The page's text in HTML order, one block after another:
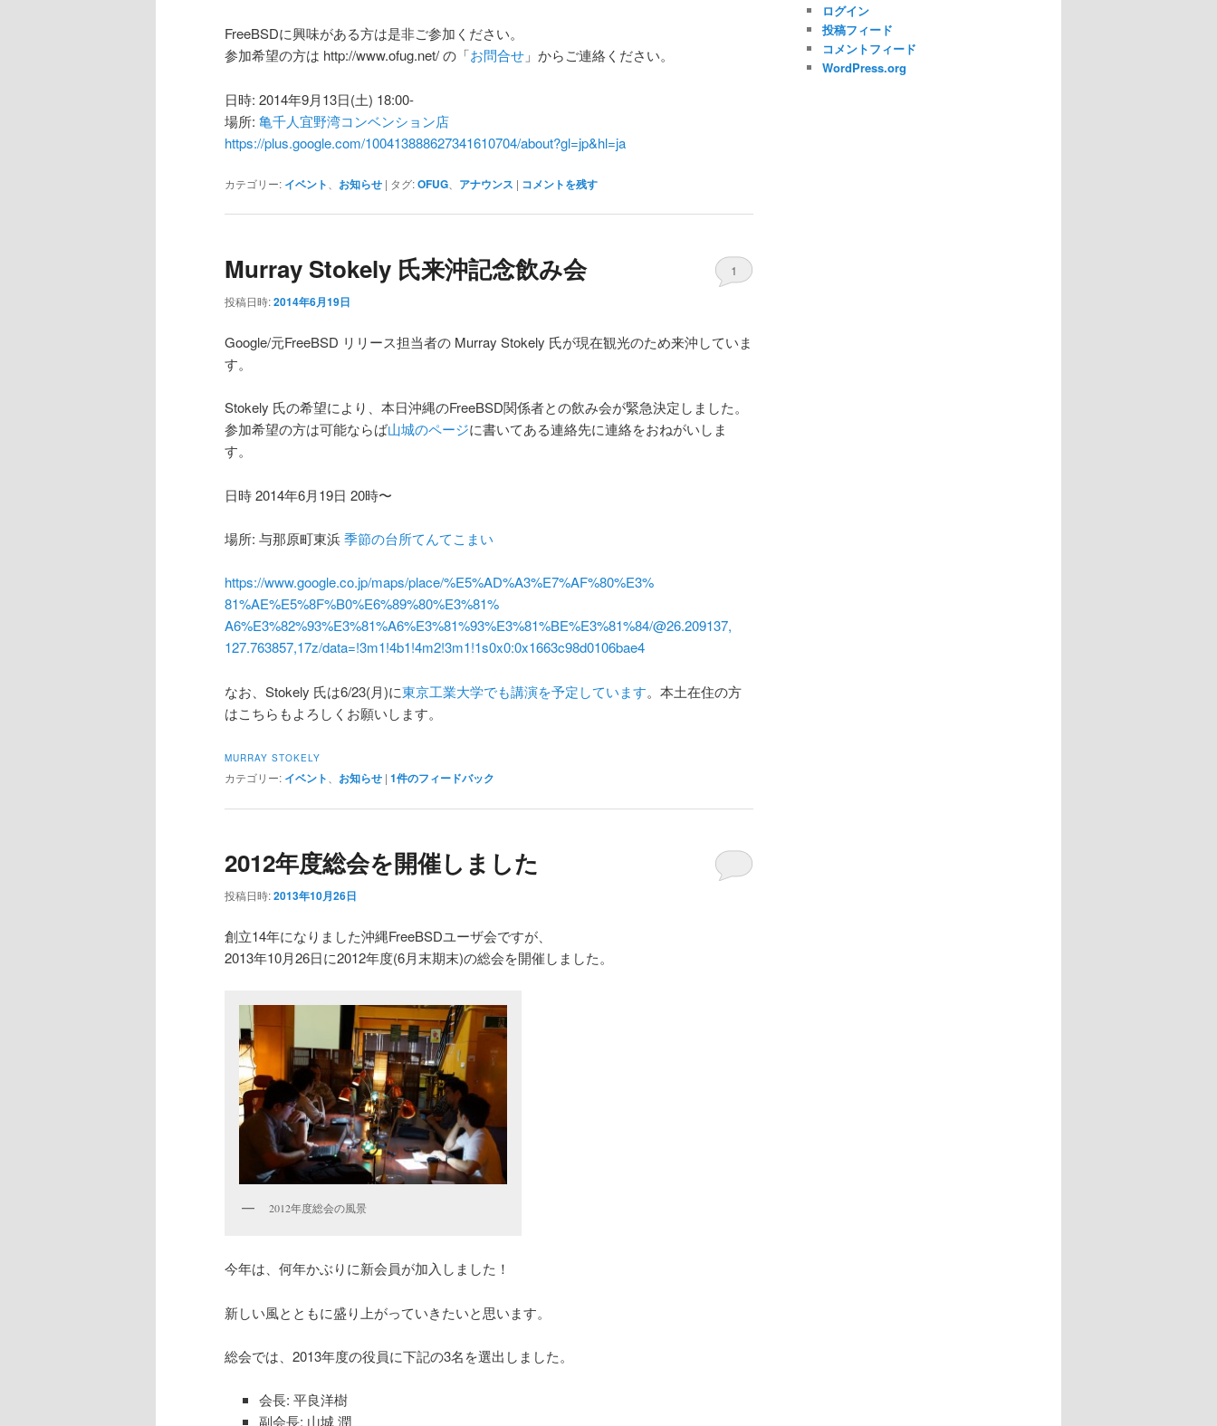
FreeBSDに興味がある方は是非ご参加ください。
参加希望の方は http://www.ofug.net/ の「お問合せ 」からご連絡ください。
日時: 2014年9月13日(土) 18:00-
場所: 亀千人宜野湾コンベンション店
https://plus.google.com/100413888627341610704/about?gl=jp&hl=ja
カテゴリー: イベント お知らせ | タグ:OFUG アナウンス | コメントを残す
Murray Stokely 氏来沖記念飲み会
投稿日時:2014年6月19日
1
Google/元FreeBSD リリース担当者の Murray Stokely 氏が現在観光のため来沖していま
す。
Stokely 氏の希望により、本日沖縄のFreeBSD関係者との飲み会が緊急決定しました。
参加希望の方は可能ならば山城のページに書いてある連絡先に連絡をおねがいしま
す。
日時 2014年6月19日 20時〜
場所: 与那原町東浜季節の台所てんてこまい
https://www.google.co.jp/maps/place/%E5%AD%A3%E7%AF%80%E3%
81%AE%E5%8F%B0%E6%89%80%E3%81%
A6%E3%82%93%E3%81%A6%E3%81%93%E3%81%BE%E3%81%84/@26.209137,
127.763857,17z/data=!3m1!4b1!4m2!3m1!1s0x0:0x1663c98d0106bae4
なお、Stokely 氏は6/23(月)に東京工業大学でも講演を予定しています。本土在住の方
はこちらもよろしくお願いします。
MURRAY STOKELY
カテゴリー: イベント お知らせ | 1件のフィードバック
2012年度総会を開催しました
投稿日時:2013年10月26日
創立14年になりました沖縄FreeBSDユーザ会ですが、
2013年10月26日に2012年度(6月末期末)の総会を開催しました。
2012年度総会の風景
今年は、何年かぶりに新会員が加入しました！
新しい風とともに盛り上がっていきたいと思います。
総会では、2013年度の役員に下記の3名を選出しました。
会長: 平良洋樹
副会長: 山城 潤
ログイン
投稿フィード
コメントフィード
WordPress.org